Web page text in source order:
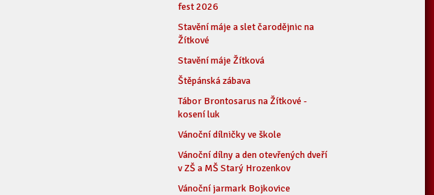
fest 2026
Stavění máje a slet čarodějnic na
Žítkové
Stavění máje Žítková
Štěpánská zábava
Tábor Brontosarus na Žítkové -
kosení luk
Vánoční dílničky ve škole
Vánoční dílny a den otevřených dveří
v ZŠ a MŠ Starý Hrozenkov
Vánoční jarmark Bojkovice